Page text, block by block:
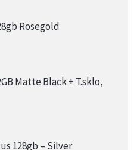
Rosegold
Matte Black + T.sklo,
128gb – Silver